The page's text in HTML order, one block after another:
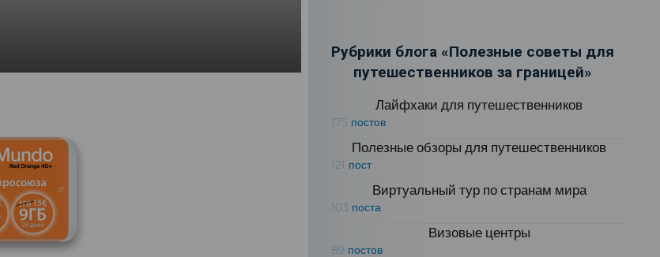
Рубрики блога «Полезные советы для
путешественников за границей»
Лайфхаки для путешественников
175 постов
Полезные обзоры для путешественников
121 пост
Виртуальный тур по странам мира
103 поста
Визовые центры
89 постов